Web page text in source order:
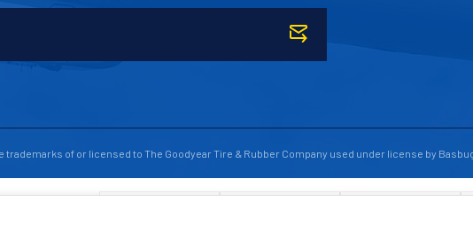
trademarks of or licensed to The Goodyear Tire & Rubber Company used under license by